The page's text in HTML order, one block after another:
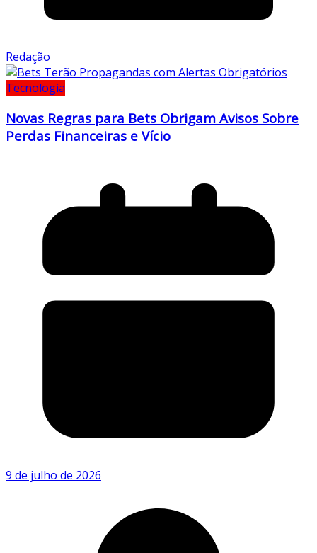
Redação
Tecnologia
Novas Regras para Bets Obrigam Avisos Sobre
Perdas Financeiras e Vício
9 de julho de 2026